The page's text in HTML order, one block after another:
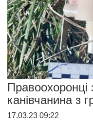
Правоохоронці
канівчанина з
17.03.23 09:22